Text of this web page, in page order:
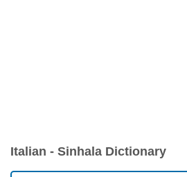
Italian - Sinhala Dictionary